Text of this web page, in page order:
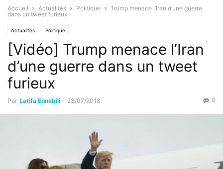
Accueil Actualités Politique
Trump menace l’Iran d’une guerre
dans un tweet furieux
Actualités Politique
[Vidéo] Trump menace l’Iran
d’une guerre dans un tweet
furieux
Par Latifa Ennabili - 23/07/2018 0